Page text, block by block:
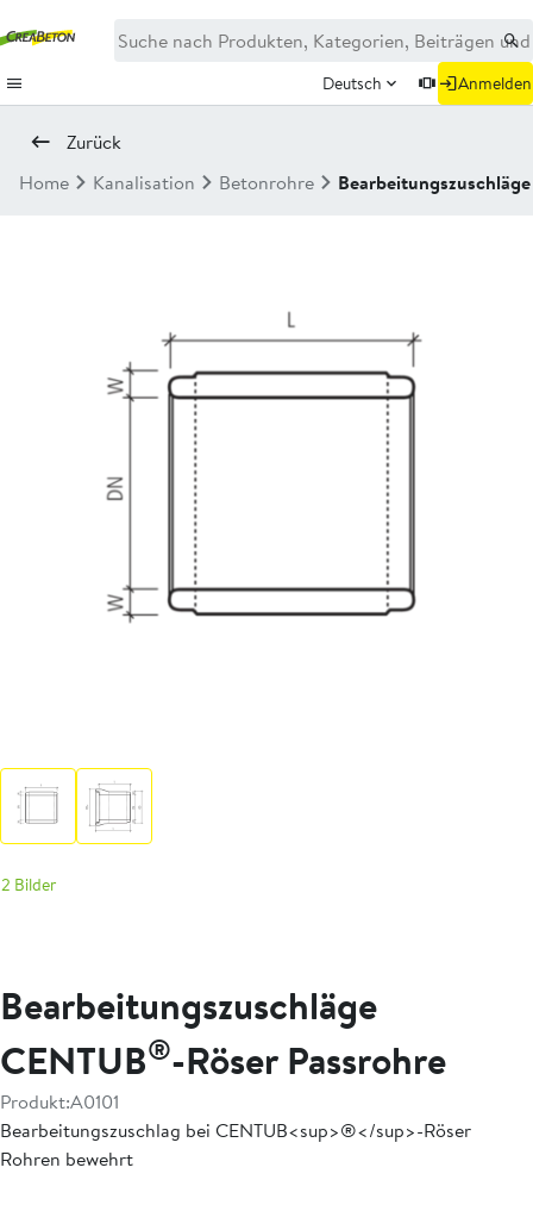
Deutsch Anmelden
Zurück
Home
Kanalisation Betonrohre
2 Bilder
Bearbeitungszuschläge
CENTUB®-Röser Passrohre
Produkt:A0101
Bearbeitungszuschlag bei CENTUB<sup>®</sup>-Röser
Rohren bewehrt